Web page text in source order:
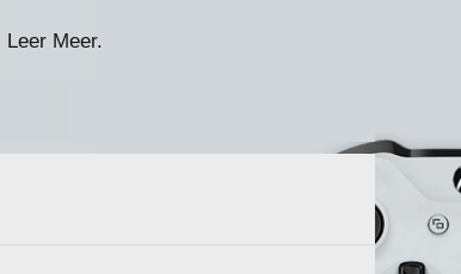
Leer Meer.